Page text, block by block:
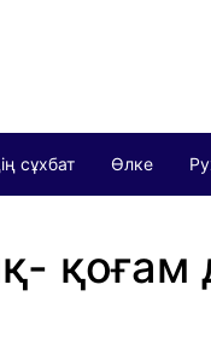
сұхбат Өлке
қоғам